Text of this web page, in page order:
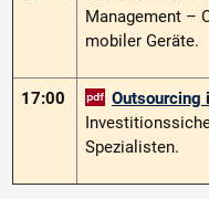
Manage­ment –
mobiler Geräte.
17:00
Outsourcing
Spezialisten.